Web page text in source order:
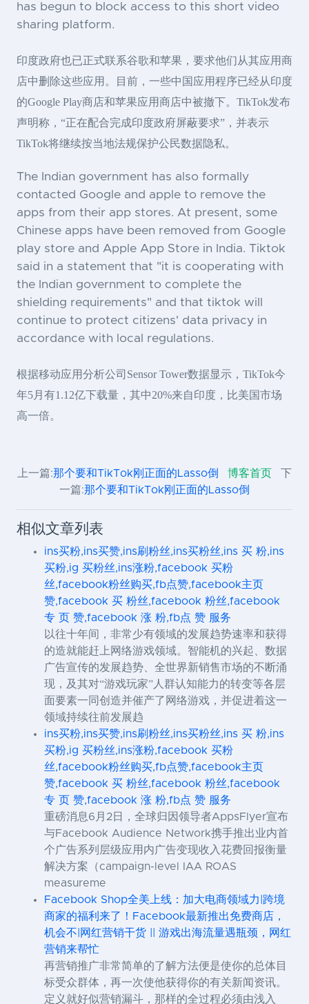
has begun to block access to this short video
sharing platform.
印度政府也已正式联系谷歌和苹果，要求他们从其应用商
店中删除这些应用。目前，一些中国应用程序已经从印度
的Google Play商店和苹果应用商店中被撤下。TikTok发布
声明称，“正在配合完成印度政府屏蔽要求”，并表示
TikTok将继续按当地法规保护公民数据隐私。
The Indian government has also formally
contacted Google and apple to remove the
apps from their app stores. At present, some
Chinese apps have been removed from Google
play store and Apple App Store in India. Tiktok
said in a statement that "it is cooperating with
the Indian government to complete the
shielding requirements" and that tiktok will
continue to protect citizens' data privacy in
accordance with local regulations.
根据移动应用分析公司Sensor Tower数据显示，TikTok今
年5月有1.12亿下载量，其中20%来自印度，比美国市场
高一倍。
上一篇:那个要和TikTok刚正面的Lasso倒 博客首页
下
一篇:那个要和TikTok刚正面的Lasso倒
相似文章列表
ins买粉,ins买赞,ins刷粉丝,ins买粉丝,ins 买 粉,ins
买粉,ig 买粉丝,ins涨粉,facebook 买粉
丝,facebook粉丝购买,fb点赞,facebook主页
赞,facebook 买 粉丝,facebook 粉丝,facebook
专 页 赞,facebook 涨 粉,fb点 赞 服务
以往十年间，非常少有领域的发展趋势速率和获得
的造就能赶上网络游戏领域。智能机的兴起、数据
广告宣传的发展趋势、全世界新销售市场的不断涌
现，及其对“游戏玩家”人群认知能力的转变等各层
面要素一同创造并催产了网络游戏，并促进着这一
领域持续往前发展趋
ins买粉,ins买赞,ins刷粉丝,ins买粉丝,ins 买 粉,ins
买粉,ig 买粉丝,ins涨粉,facebook 买粉
丝,facebook粉丝购买,fb点赞,facebook主页
赞,facebook 买 粉丝,facebook 粉丝,facebook
专 页 赞,facebook 涨 粉,fb点 赞 服务
重磅消息6月2日，全球归因领导者AppsFlyer宣布
与Facebook Audience Network携手推出业内首
个广告系列层级应用内广告变现收入花费回报衡量
解决方案（campaign-level IAA ROAS
measureme
Facebook Shop全美上线：加大电商领域力|跨境
商家的福利来了！Facebook最新推出免费商店，
机会不|网红营销干货 || 游戏出海流量遇瓶颈，网红
营销来帮忙
再营销推广非常简单的了解方法便是使你的总体目
标受众群体，再一次使他获得你的有关新闻资讯。
定义就好似营销漏斗，那样的全过程必须由浅入